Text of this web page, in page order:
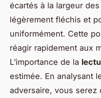
écartés à la largeur
légèrement fléchis et
uniformément. Cette
réagir rapidement aux
L’importance de la
estimée. En analysant
adversaire, vous serez